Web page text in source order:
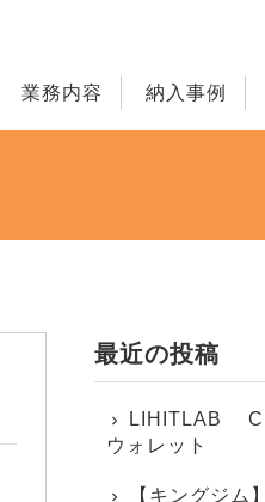
業務内容 納入事例
最近の投稿
LIHITLAB
ウォレット
【キングジム